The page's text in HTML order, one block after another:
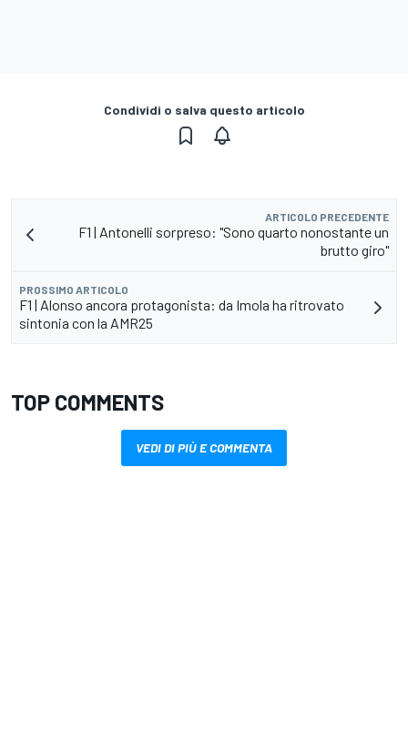
Condividi o salva questo articolo
ARTICOLO PRECEDENTE
F1 | Antonelli sorpreso: "Sono quarto nonostante un
brutto giro"
PROSSIMO ARTICOLO
F1 | Alonso ancora protagonista: da Imola ha ritrovato
sintonia con la AMR25
TOP COMMENTS
VEDI DI PIÙ E COMMENTA